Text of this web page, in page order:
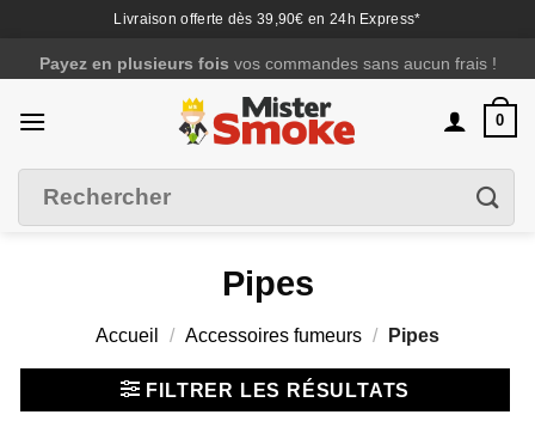
Livraison offerte dès 39,90€ en 24h Express*
au
contenu
4 fois sans fraisc'est possible avecAlma
0
pour :
Pipes
Accueil / Accessoires fumeurs / Pipes
FILTRER LES RÉSULTATS